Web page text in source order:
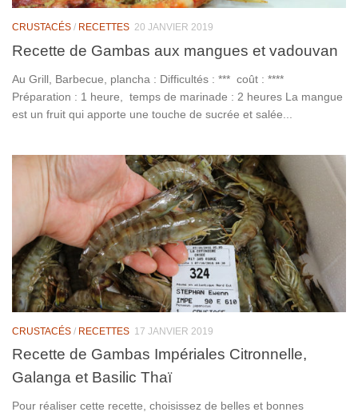
CRUSTACÉS / RECETTES 20 JANVIER 2019
Recette de Gambas aux mangues et vadouvan
Au Grill, Barbecue, plancha : Difficultés : *** coût : ****
Préparation : 1 heure, temps de marinade : 2 heures La mangue
est un fruit qui apporte une touche de sucrée et salée...
CRUSTACÉS / RECETTES 17 JANVIER 2019
Recette de Gambas Impériales Citronnelle,
Galanga et Basilic Thaï
Pour réaliser cette recette, choisissez de belles et bonnes